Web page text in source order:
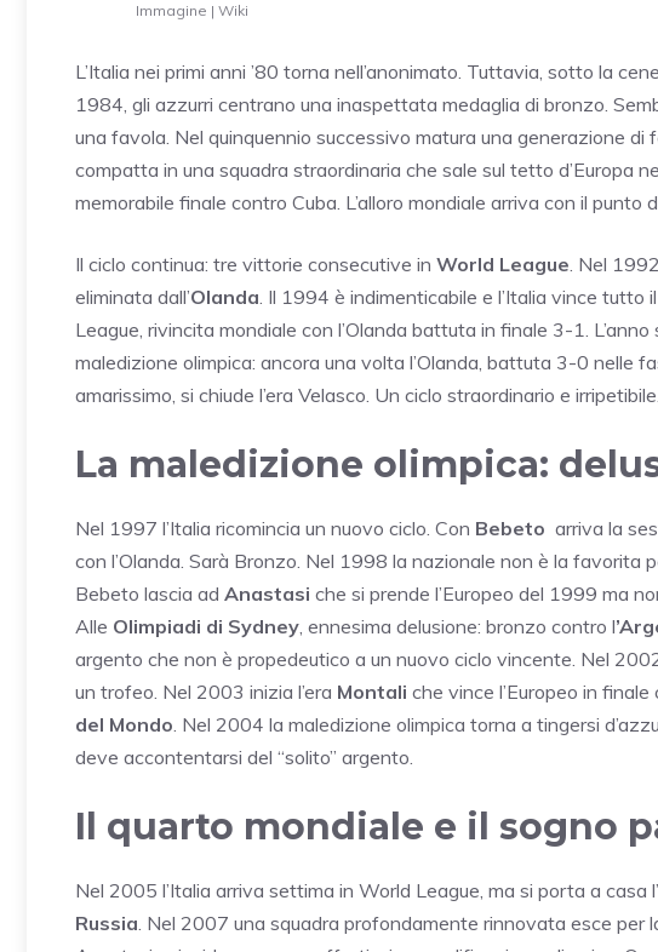
Immagine | Wiki
L’Italia nei primi anni ’80 torna nell’anonimato. Tuttavia, sotto la
1984, gli azzurri centrano una inaspettata medaglia di bronzo.
una favola. Nel quinquennio successivo matura una generazione di
compatta in una squadra straordinaria che sale sul tetto d’Europa
memorabile finale contro Cuba. L’alloro mondiale arriva con il punto
Il ciclo continua: tre vittorie consecutive in World League. Nel
eliminata dall’Olanda. Il 1994 è indimenticabile e l’Italia vince tutto
League, rivincita mondiale con l’Olanda battuta in finale 3-1.
maledizione olimpica: ancora una volta l’Olanda, battuta 3-0 nelle
amarissimo, si chiude l’era Velasco. Un ciclo straordinario e irripetibile.
La maledizione olimpica:
Nel 1997 l’Italia ricomincia un nuovo ciclo. Con Bebeto arriva la
con l’Olanda. Sarà Bronzo. Nel 1998 la nazionale non è la favorita
Bebeto lascia ad Anastasi che si prende l’Europeo del 1999 ma
Alle Olimpiadi di Sydney, ennesima delusione: bronzo contro l
argento che non è propedeutico a un nuovo ciclo vincente. Nel
un trofeo. Nel 2003 inizia l’era Montali che vince l’Europeo in finale
del Mondo. Nel 2004 la maledizione olimpica torna a tingersi
deve accontentarsi del “solito” argento.
Il quarto mondiale e il sogno
Nel 2005 l’Italia arriva settima in World League, ma si porta a casa
Russia. Nel 2007 una squadra profondamente rinnovata esce per